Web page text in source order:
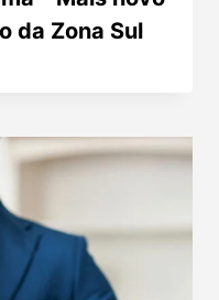
da Zona Sul